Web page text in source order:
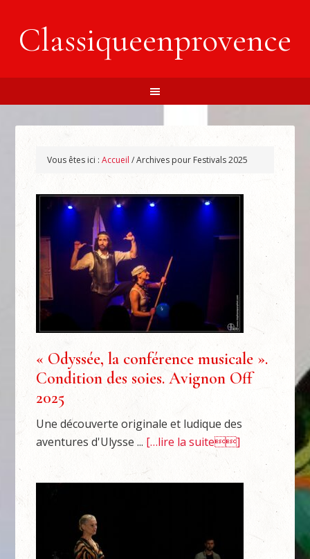
Classiqueenprovence
Vous êtes ici :Accueil /Archives pour Festivals 2025
« Odyssée, la conférence musicale ».
Condition des soies. Avignon Off
2025
Une découverte originale et ludique des
aventures d'Ulysse ...[…lire la suite]